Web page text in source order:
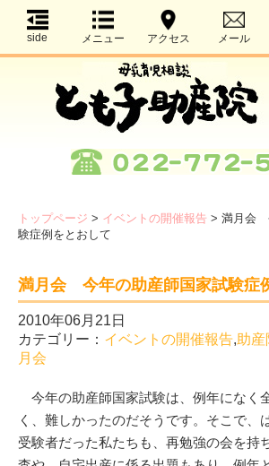
side メニュー アクセス メール
トップページ > イベントの開催報告 > 満月会
験症例をとおして
満月会 今年の助産師国家試験症
2010年06月21日
カテゴリー： イベントの開催報告,助
月会
今年の助産師国家試験は、例年になく
く、難しかったのだそうです。そこで、
受験者だった私たちも、再勉強の会を持